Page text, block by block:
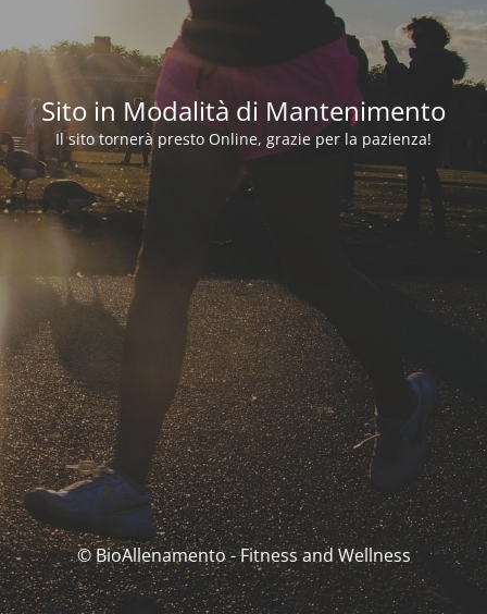
Sito in Modalità di Mantenimento
Il sito tornerà presto Online, grazie per la pazienza!
© BioAllenamento - Fitness and Wellness